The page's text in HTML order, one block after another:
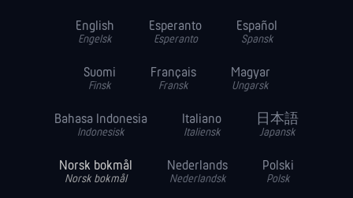
English
Engelsk
Esperanto
Esperanto
Español
Spansk
Suomi
Finsk
Français
Fransk
Magyar
Ungarsk
Bahasa Indonesia
Indonesisk
Italiano
Italiensk
日本語
Japansk
Norsk bokmål
Norsk bokmål
Nederlands
Nederlandsk
Polski
Polsk